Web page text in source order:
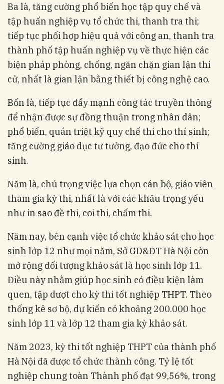
Ba là, tăng cường phổ biến học tập quy chế và
tập huấn nghiệp vụ tổ chức thi, thanh tra thi;
tiếp tục phối hợp hiệu quả với công an, thanh tra
thành phố tập huấn nghiệp vụ về thực hiện các
biện pháp phòng, chống, ngăn chặn gian lận thi
cử, nhất là gian lận bằng thiết bị công nghệ cao.
Bốn là, tiếp tục đẩy mạnh công tác truyền thông
để nhận được sự đồng thuận trong nhân dân;
phổ biến, quán triệt kỹ quy chế thi cho thí sinh;
tăng cường giáo dục tư tưởng, đạo đức cho thí
sinh.
Năm là, chú trọng việc lựa chọn cán bộ, giáo viên
tham gia kỳ thi, nhất là với các khâu trọng yếu
như in sao đề thi, coi thi, chấm thi.
Năm nay, bên cạnh việc tổ chức khảo sát cho học
sinh lớp 12 như mọi năm, Sở GD&ĐT Hà Nội còn
mở rộng đối tượng khảo sát là học sinh lớp 11.
Điều này nhằm giúp học sinh có điều kiện làm
quen, tập dượt cho kỳ thi tốt nghiệp THPT. Theo
thống kê sơ bộ, dự kiến có khoảng 200.000 học
sinh lớp 11 và lớp 12 tham gia kỳ khảo sát.
Năm 2023, kỳ thi tốt nghiệp THPT của thành phố
Hà Nội đã được tổ chức thành công. Tỷ lệ tốt
nghiệp chung toàn Thành phố đạt 99,56%, trong